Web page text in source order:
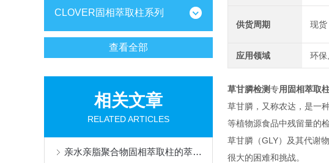
CLOVER固相萃取柱系列
查看全部
相关文章
RELATED ARTICLES
亲水亲脂聚合物固相萃取柱的萃取工艺流程
供货周期 现货
应用领域 环
草甘膦检测专用固相萃取
草甘膦，又称农达，是一
等植物源食品中残留量的
草甘膦（GLY）及其代谢
很大的困难和挑战。